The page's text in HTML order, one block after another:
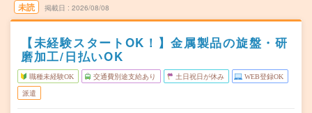
未読 掲載日 2026/08/08
【未経験スタートOK！】金属製品の旋盤・研
磨加工/日払いOK
職種未経験OK 交通費別途支給あり 土日祝日が休み WEB登録OK
派遣